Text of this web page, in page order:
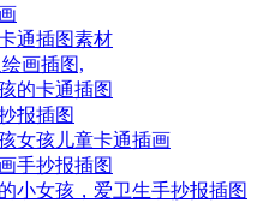
通插图素材
画插图,
的卡通插图
报插图
女孩儿童卡通插画
手抄报插图
小女孩，爱卫生手抄报插图